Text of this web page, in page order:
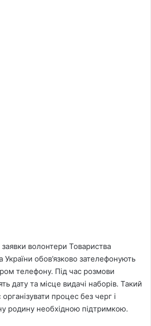
волонтери Товариства
обов’язково зателефонують
телефону. Під час розмови
дату та місце видачі наборів. Такий
процес без черг і
родину необхідною підтримкою.